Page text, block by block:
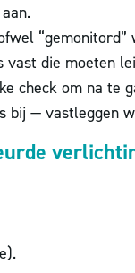
“gemonitord”
vast die moeten
check om na te
bij — vastleggen